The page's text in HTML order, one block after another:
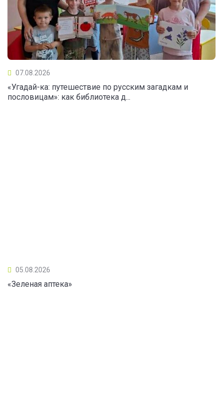
07.08.2026
«Угадай-ка: путешествие по русским загадкам и
пословицам»: как библиотека д...
05.08.2026
«Зеленая аптека»